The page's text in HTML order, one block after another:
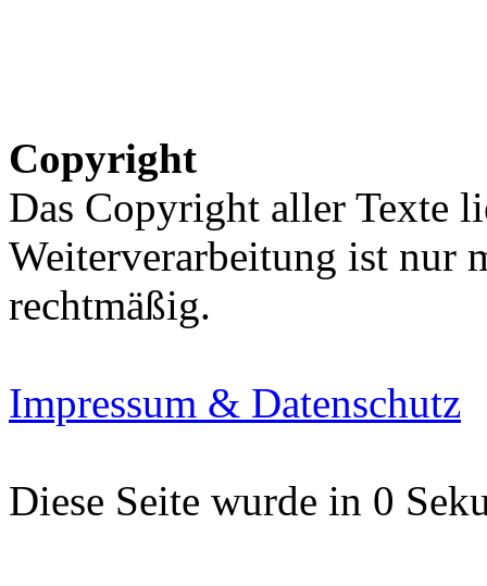
Copyright
Das Copyright aller Texte
Weiterverarbeitung ist nur
rechtmäßig.
Impressum & Datenschutz
Diese Seite wurde in 0